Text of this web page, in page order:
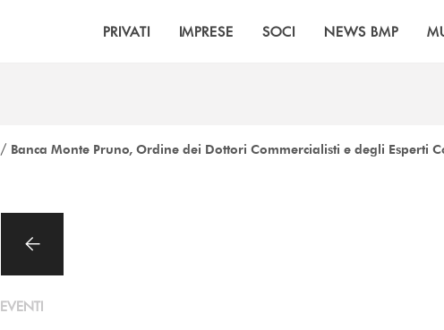
PRIVATI IMPRESE SOCI NEWS BMP
/ Banca Monte Pruno, Ordine dei Dottori Commercialisti e degli Esperti
EVENTI